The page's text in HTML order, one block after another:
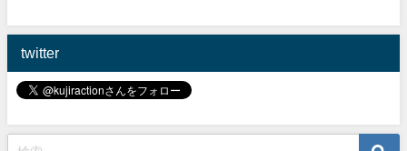
twitter